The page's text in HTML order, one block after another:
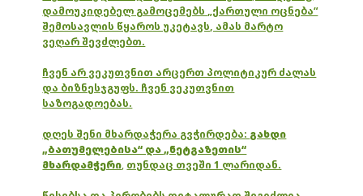
დამოუკიდებელ გამოცემებს „ქართული ოცნება“
შემოსავლის წყაროს უკეტავს, ამას მარტო
ვეღარ შევძლებთ.
ჩვენ არ ვეკუთვნით არცერთ პოლიტიკურ ძალას
და ბიზნესჯგუფს. ჩვენ ვეკუთვნით
საზოგადოებას.
დღეს შენი მხარდაჭერა გვჭირდება: გახდი
„ბათუმელებისა“ და „ნეტგაზეთის“
მხარდამჭერი, თუნდაც თვეში 1 ლარიდან.